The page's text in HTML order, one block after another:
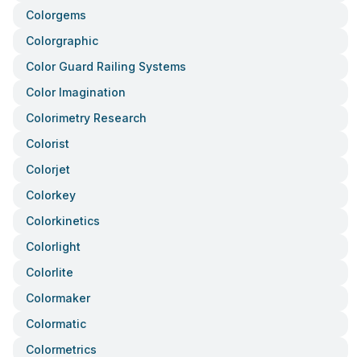
Colorgems
Colorgraphic
Color Guard Railing Systems
Color Imagination
Colorimetry Research
Colorist
Colorjet
Colorkey
Colorkinetics
Colorlight
Colorlite
Colormaker
Colormatic
Colormetrics